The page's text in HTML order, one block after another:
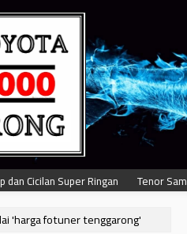
dan Cicilan Super Ringan Tenor
'harga fotuner tenggarong'